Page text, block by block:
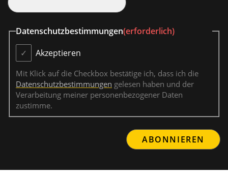
Datenschutzbestimmungen(erforderlich)
Akzeptieren
Mit Klick auf die Checkbox bestätige ich, dass ich die
Datenschutzbestimmungen gelesen haben und der
Verarbeitung meiner personenbezogener Daten
zustimme.